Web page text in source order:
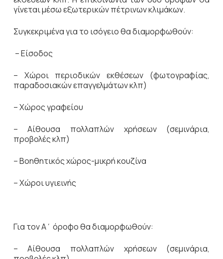
γίνεται μέσω εξωτερικών πέτρινων κλιμάκων.
Συγκεκριμένα για το ισόγειο θα διαμορφωθούν:
– Είσοδος
– Χώροι περιοδικών εκθέσεων (φωτογραφίας,
παραδοσιακών επαγγελμάτων κλπ)
– Χώρος γραφείου
– Αίθουσα πολλαπλών χρήσεων (σεμινάρια,
προβολές κλπ)
– Βοηθητικός χώρος-μικρή κουζίνα
– Χώροι υγιεινής
Για τον Α΄ όροφο θα διαμορφωθούν:
– Αίθουσα πολλαπλών χρήσεων (σεμινάρια,